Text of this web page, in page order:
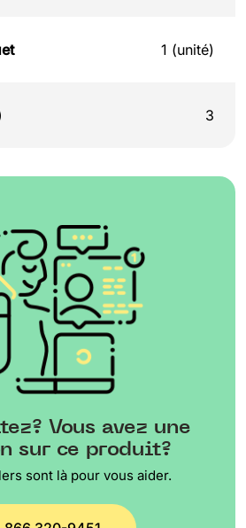
1 (unité)
3
Vous avez une
sur ce produit?
sont là pour vous aider.